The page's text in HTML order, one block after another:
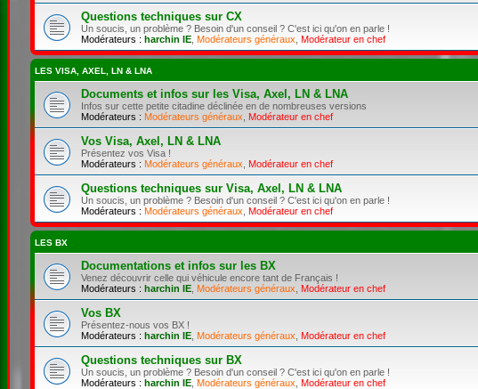
Questions techniques sur CX
Un soucis, un problème ? Besoin d'un conseil ? C'est ici qu'on en parle !
Modérateurs : harchin IE, Modérateurs généraux Modérateur en chef
LES VISA, AXEL, LN & LNA
Documents et infos sur les Visa, Axel, LN & LNA
Infos sur cette petite citadine déclinée en de nombreuses versions
Modérateurs : Modérateurs généraux Modérateur en chef
Vos Visa, Axel, LN & LNA
Présentez vos Visa !
Modérateurs : Modérateurs généraux Modérateur en chef
Questions techniques sur Visa, Axel, LN & LNA
Un soucis, un problème ? Besoin d'un conseil ? C'est ici qu'on en parle !
Modérateurs : Modérateurs généraux Modérateur en chef
LES BX
Documentations et infos sur les BX
Venez découvrir celle qui véhicule encore tant de Français !
Modérateurs : harchin IE, Modérateurs généraux Modérateur en chef
Vos BX
Présentez-nous vos BX !
Modérateurs : harchin IE, Modérateurs généraux Modérateur en chef
Questions techniques sur BX
Un soucis, un problème ? Besoin d'un conseil ? C'est ici qu'on en parle !
Modérateurs : harchin IE, Modérateurs généraux Modérateur en chef